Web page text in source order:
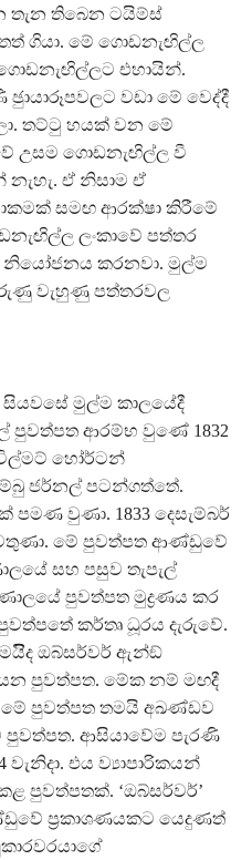
තැන තිබෙන ටයිම්ස්
ගියා. මේ ගොඩනැඟිල්ල
එහායින්.
වඩා මේ වෙද්දී
තට්ටු හයක් වන මේ
උසම ගොඩනැඟිල්ල වී
ඒ නිසාම ඒ
සමඟ ආරක්ෂා කිරීමේ
ලංකාවේ පත්තර
නියෝජනය කරනවා. මුල්ම
වැහුණු පත්තරවල
සියවසේ මුල්ම කාලයේදී
පුවත්පත ආරම්භ වුණේ 1832
විල්මට් හෝර්ටන්
ජර්නල් පටන්ගත්තේ.
වුණා. 1833 දෙසැම්බර්
මේ පුවත්පත ආණ්ඩුවේ
සහ පසුව තැපැල්
පුවත්පත මුද්‍රණය කර
කර්තෘ ධූරය දැරුවේ.
ඔබ්සර්වර් ඇන්ඞ්
පුවත්පත. මේක නම් මඟදී
පුවත්පත තමයි අඛණ්ඩව
පුවත්පත. ආසියාවේම පැරණි
වැනිදා. එය ව්‍යාපාරිකයන්
පුවත්පතක්. ‘ඔබ්සර්වර්’
ප‍්‍රකාශණයකට යෙදුණත්